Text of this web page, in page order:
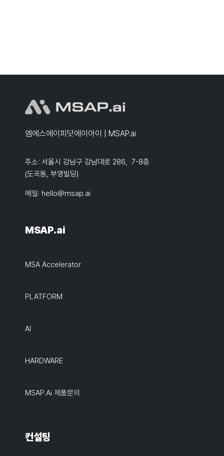
엠에스에이피닷에이아이 | MSAP.ai
주소: 서울시 강남구 강남대로 286, 7-8층
(도곡동, 부영빌딩)
메일: hello@msap.ai
MSAP.ai
MSA Accelerator
PLATFORM
AI
HARDWARE
MSAP.ai 제품문의
컨설팅